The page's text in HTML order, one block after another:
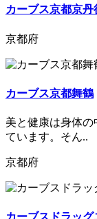
カーブス京都京丹
京都府
カーブス京都舞鶴
美と健康は身体
ています。そん..
京都府